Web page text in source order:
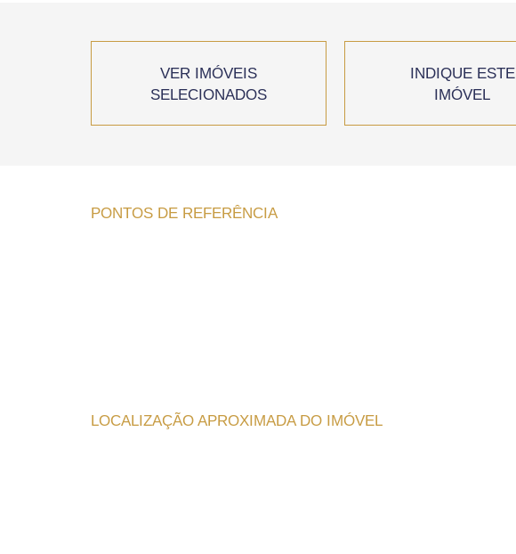
VER IMÓVEIS
SELECIONADOS
INDIQUE ESTE
IMÓVEL
PONTOS DE REFERÊNCIA
LOCALIZAÇÃO APROXIMADA DO IMÓVEL